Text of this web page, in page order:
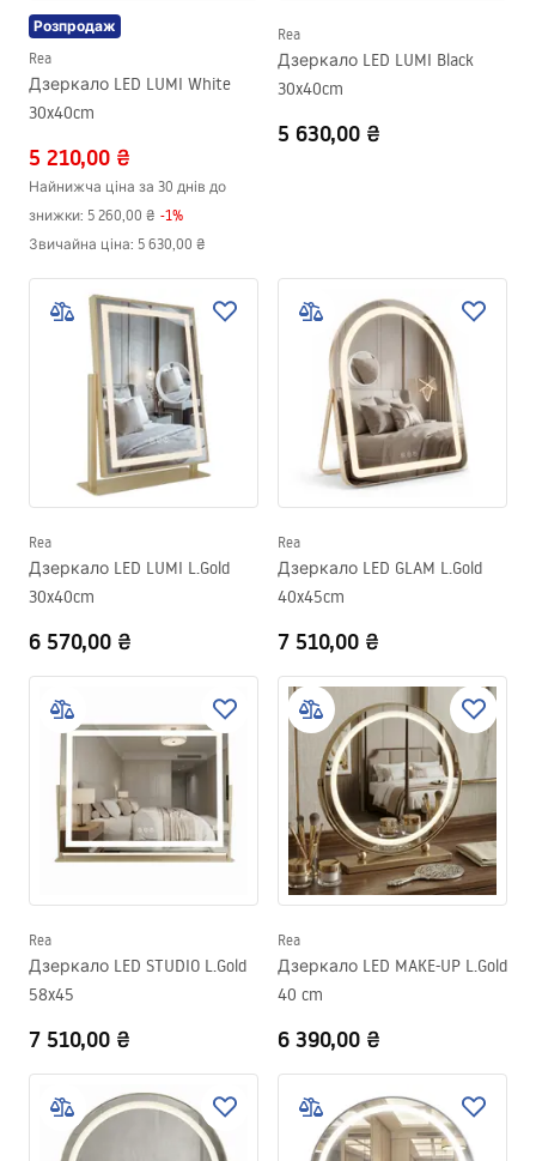
Розпродаж
Rea
Дзеркало LED LUMI White
30x40cm
5 210,00 ₴
Найнижча ціна за 30 днів до
знижки: 5 260,00 ₴ -1%
Звичайна ціна: 5 630,00 ₴
Rea
Дзеркало LED LUMI Black
30x40cm
5 630,00 ₴
Rea
Дзеркало LED LUMI L.Gold
30x40cm
6 570,00 ₴
Rea
Дзеркало LED GLAM L.Gold
40x45cm
7 510,00 ₴
Rea
Дзеркало LED STUDIO L.Gold
58x45
7 510,00 ₴
Rea
Дзеркало LED MAKE-UP L.Gold
40 cm
6 390,00 ₴